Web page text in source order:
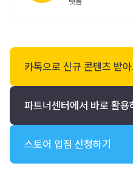
카톡으로 신규 콘텐츠 받아
파트너센터에서 바로 활용
스토어 입점 신청하기